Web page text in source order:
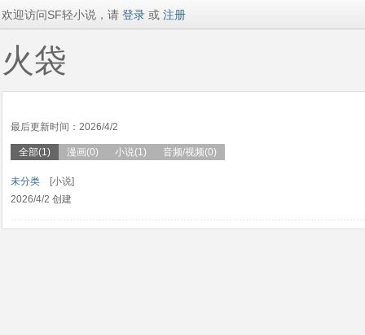
欢迎访问SF轻小说，请 登录 或 注册
火袋
最后更新时间：2026/4/2
全部(1) 漫画(0) 小说(1) 音频/视频(0)
未分类 [小说]
2026/4/2 创建